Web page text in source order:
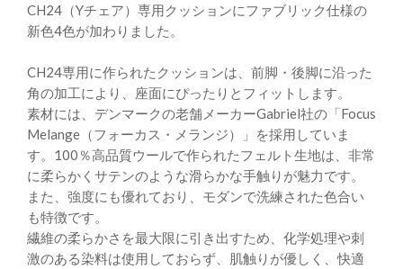
CH24（Yチェア）専用クッションにファブリック仕様の
新色4色が加わりました。
CH24専用に作られたクッションは、前脚・後脚に沿った
角の加工により、座面にぴったりとフィットします。
素材には、デンマークの老舗メーカーGabriel社の「Focus
Melange（フォーカス・メランジ）」を採用していま
す。100％高品質ウールで作られたフェルト生地は、非常
に柔らかくサテンのような滑らかな手触りが魅力です。
また、強度にも優れており、モダンで洗練された色合い
も特徴です。
繊維の柔らかさを最大限に引き出すため、化学処理や刺
激のある染料は使用しておらず、肌触りが優しく、快適